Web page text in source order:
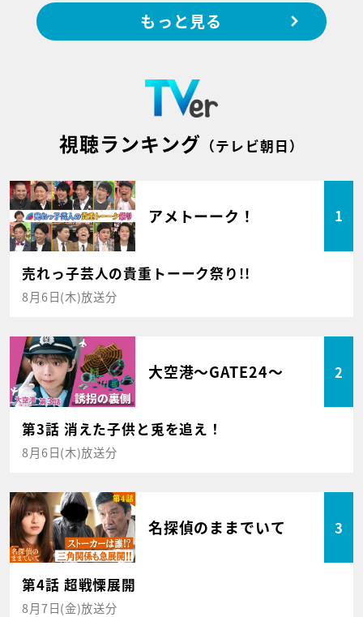
もっと見る
視聴ランキング （テレビ朝日）
アメトーーク！ 1
売れっ子芸人の貴重トーーク祭り!!
8月6日(木)放送分
大空港～GATE24～ 2
第3話 消えた子供と兎を追え！
8月6日(木)放送分
名探偵のままでいて 3
第4話 超戦慄展開
8月7日(金)放送分